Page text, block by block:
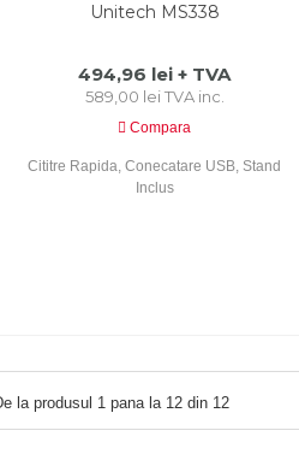
Unitech MS338
494,96 lei + TVA
589,00 lei TVA inc.
Compara
Cititre Rapida, Conecatare USB, Stand
Inclus
la produsul 1 pana la 12 din 12